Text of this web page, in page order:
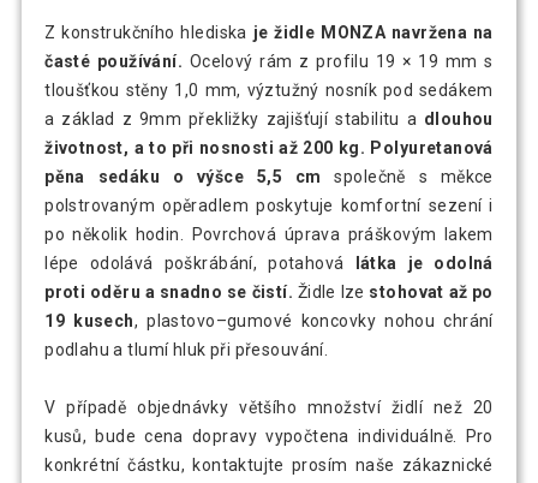
Z konstrukčního hlediska je židle MONZA navržena na
časté používání. Ocelový rám z profilu 19 × 19 mm s
tloušťkou stěny 1,0 mm, výztužný nosník pod sedákem
a základ z 9mm překližky zajišťují stabilitu a dlouhou
životnost, a to při nosnosti až 200 kg. Polyuretanová
pěna sedáku o výšce 5,5 cm
společně s měkce
polstrovaným opěradlem poskytuje komfortní sezení i
po několik hodin. Povrchová úprava práškovým lakem
lépe odolává poškrábání, potahová
látka je odolná
proti oděru a snadno se čistí. Židle lze stohovat až po
19 kusech, plastovo–gumové koncovky nohou chrání
podlahu a tlumí hluk při přesouvání.
V případě objednávky většího množství židlí než 20
kusů, bude cena dopravy vypočtena individuálně. Pro
konkrétní částku, kontaktujte prosím naše zákaznické